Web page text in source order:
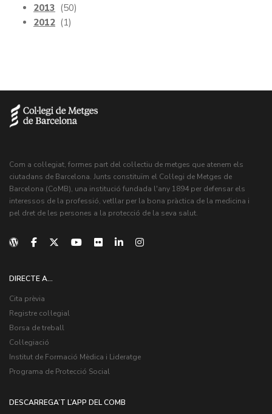
2013 (50)
2012 (1)
Com a col·legiat, formes part del col·lectiu de metges que atenem els
ciutadans de Barcelona. Junts constituïm el Col·legi de Metges de
Barcelona (CoMB), una institució fundada l'any 1894 per defensar els
interessos de la professió, vetllar per la bona pràctica de la medicina i
pel dret de les persones a la protecció de la seva salut.
DIRECTE A...
Cita prèvia
Registre col·legial
Borsa de treball
Col·legiació
Institut de Formació Mèdica i Lideratge
Programa de Protecció Social
DESCARREGA’T L’APP DEL COMB